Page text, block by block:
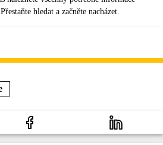
hledat a začněte nacházet.